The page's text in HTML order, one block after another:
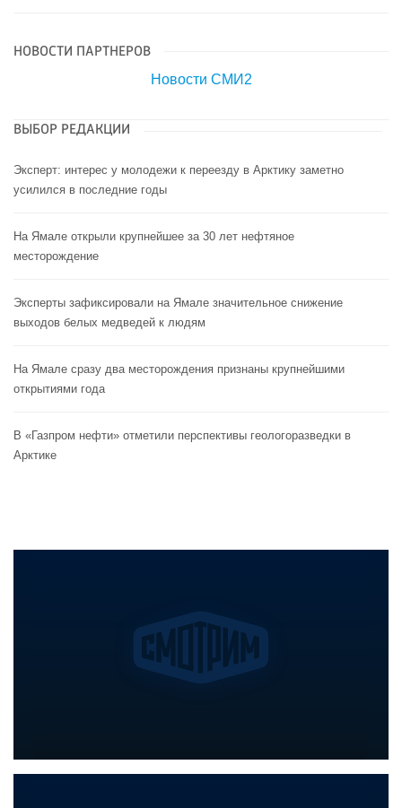
НОВОСТИ ПАРТНЕРОВ
Новости СМИ2
ВЫБОР РЕДАКЦИИ
Эксперт: интерес у молодежи к переезду в Арктику заметно
усилился в последние годы
На Ямале открыли крупнейшее за 30 лет нефтяное
месторождение
Эксперты зафиксировали на Ямале значительное снижение
выходов белых медведей к людям
На Ямале сразу два месторождения признаны крупнейшими
открытиями года
В «Газпром нефти» отметили перспективы геологоразведки в
Арктике